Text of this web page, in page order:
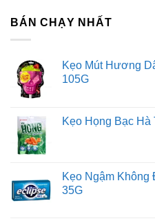
BÁN CHẠY NHẤT
Kẹo Mút Hương
105G
Kẹo Họng Bạc Hà
Kẹo Ngậm
35G